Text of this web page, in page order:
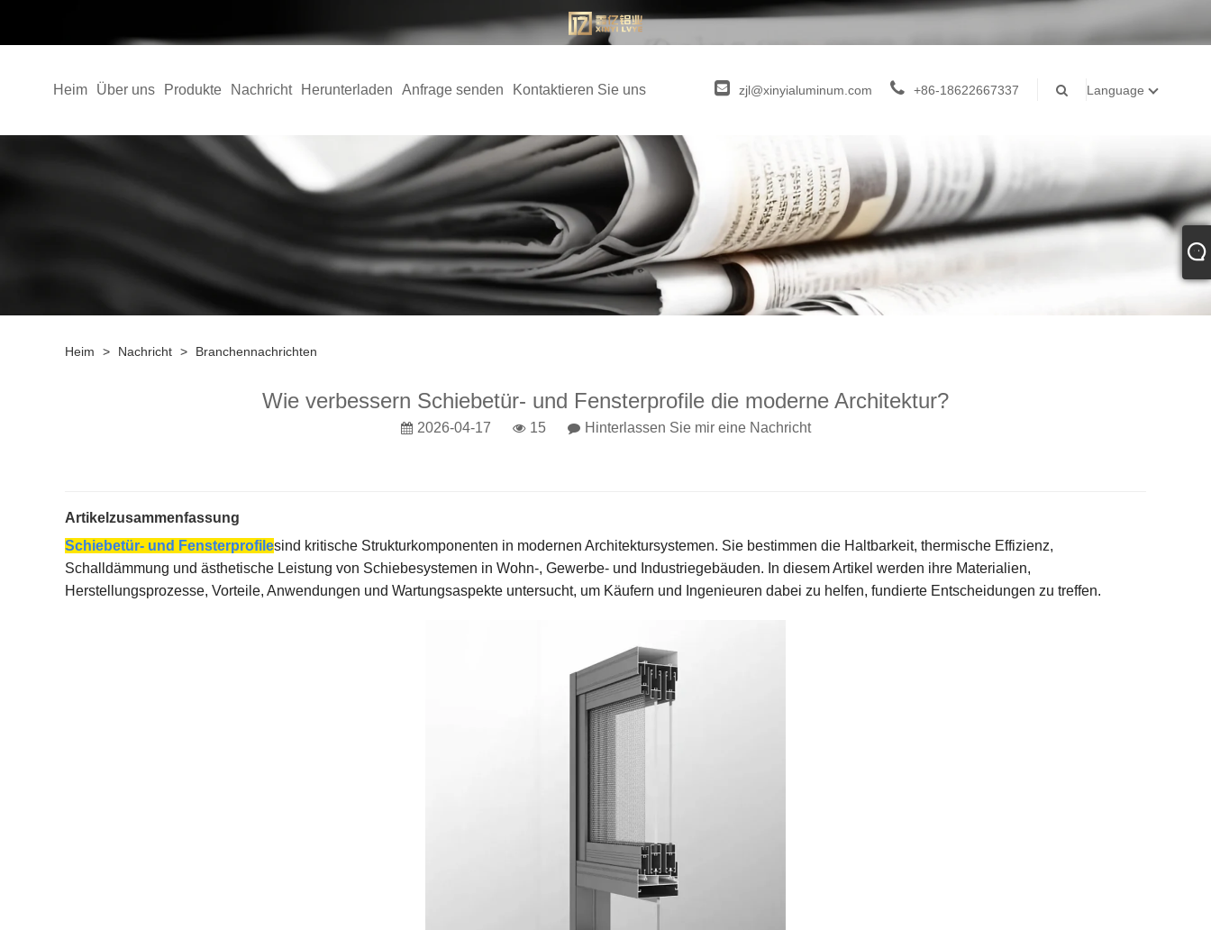
Heim Über uns Produkte Nachricht Herunterladen Anfrage senden Kontaktieren Sie uns zjl@xinyialuminum.com +86-18622667337 Language
Heim > Nachricht > Branchennachrichten
Wie verbessern Schiebetür- und Fensterprofile die moderne Architektur?
2026-04-17 15 Hinterlassen Sie mir eine Nachricht
Artikelzusammenfassung
Schiebetür- und Fensterprofilesind kritische Strukturkomponenten in modernen Architektursystemen. Sie bestimmen die Haltbarkeit, thermische Effizienz,
Schalldämmung und ästhetische Leistung von Schiebesystemen in Wohn-, Gewerbe- und Industriegebäuden. In diesem Artikel werden ihre Materialien,
Herstellungsprozesse, Vorteile, Anwendungen und Wartungsaspekte untersucht, um Käufern und Ingenieuren dabei zu helfen, fundierte Entscheidungen zu treffen.